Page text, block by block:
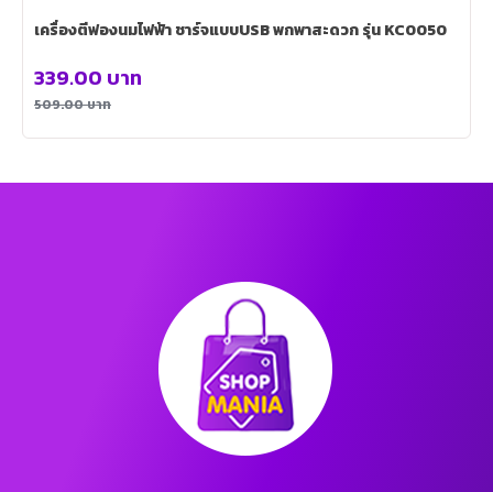
เครื่องตีฟองนมไฟฟ้า ชาร์จแบบUSB พกพาสะดวก รุ่น KC0050
509.00บาท
339.00 บาท